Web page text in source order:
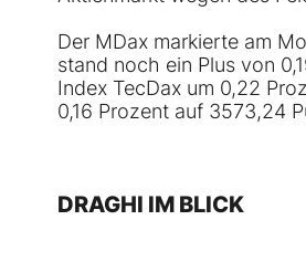
Der MDax markierte am
stand noch ein Plus von
Index TecDax um 0,22
0,16 Prozent auf 3573,24
DRAGHI IM BLICK